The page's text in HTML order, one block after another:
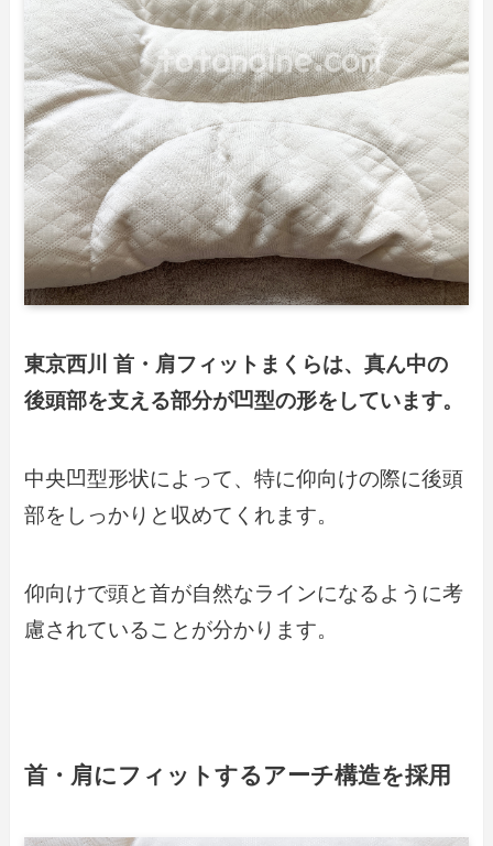
東京西川 首・肩フィットまくらは、真ん中の
後頭部を支える部分が凹型の形をしています。
中央凹型形状によって、特に仰向けの際に後頭
部をしっかりと収めてくれます。
仰向けで頭と首が自然なラインになるように考
慮されていることが分かります。
首・肩にフィットするアーチ構造を採用